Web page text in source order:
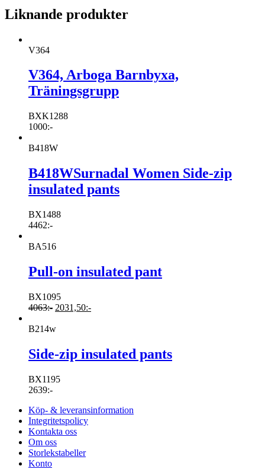
Liknande produkter
V364
V364, Arboga Barnbyxa,
Träningsgrupp
BXK1288
1000:-
B418W
B418WSurnadal Women Side-zip
insulated pants
BX1488
4462:-
BA516
Pull-on insulated pant
BX1095
4063:- 2031,50:-
B214w
Side-zip insulated pants
BX1195
2639:-
Köp- & leveransinformation
Integritetspolicy
Kontakta oss
Om oss
Storlekstabeller
Konto